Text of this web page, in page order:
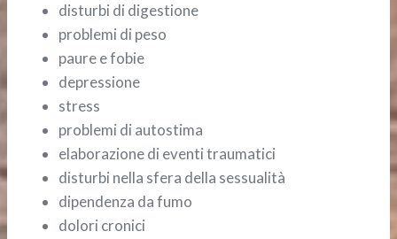
disturbi di digestione
problemi di peso
paure e fobie
depressione
stress
problemi di autostima
elaborazione di eventi traumatici
disturbi nella sfera della sessualità
dipendenza da fumo
dolori cronici